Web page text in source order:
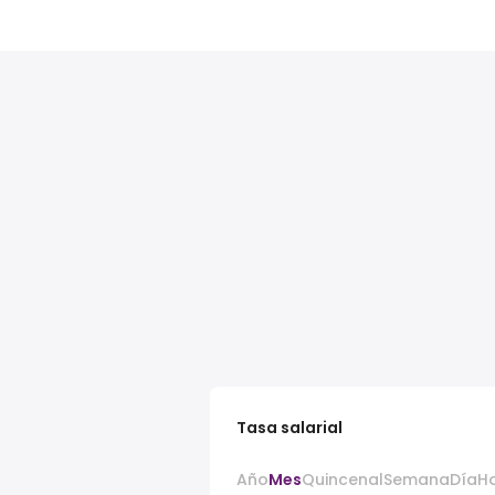
Tasa salarial
AñoMesQuincenalSemanaDía